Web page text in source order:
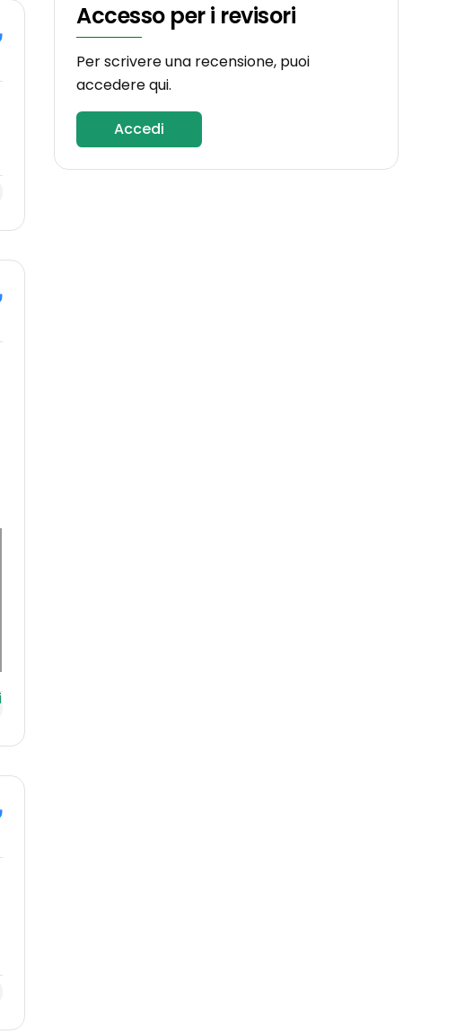
Accesso per i revisori
Per scrivere una recensione, puoi
accedere qui.
Accedi